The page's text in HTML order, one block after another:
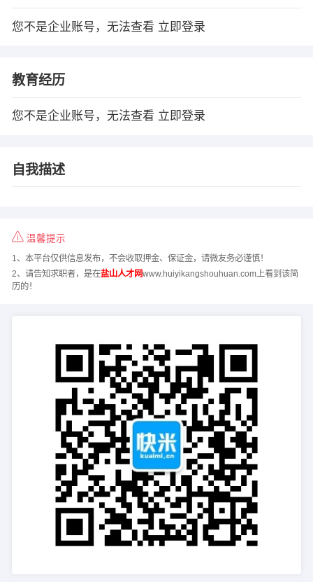
您不是企业账号，无法查看 立即登录
教育经历
您不是企业账号，无法查看 立即登录
自我描述
温馨提示
1、本平台仅供信息发布，不会收取押金、保证金，请微友务必谨慎！
2、请告知求职者，是在盐山人才网www.huiyikangshouhuan.com上看到该简
历的！